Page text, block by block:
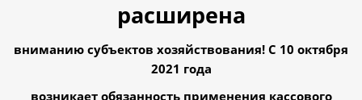
расширена
вниманию субъектов хозяйствования! С 10 октября
2021 года
возникает обязанность применения кассового